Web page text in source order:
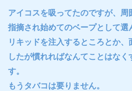
アイコスを吸ってたのですが、周
指摘され始めてのベープとして選
リキッドを注入するところとか、
したが慣れればなんてことはなく
す。
もうタバコは要りません。